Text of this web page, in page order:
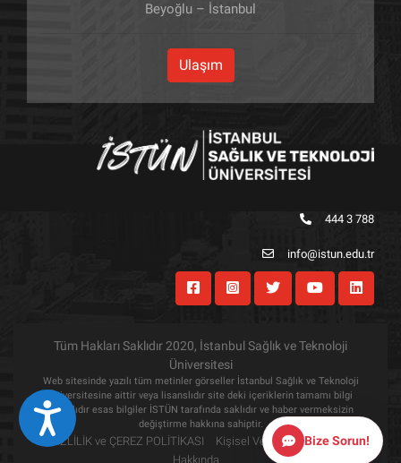
Eri&#351;ilebilirlik
Bize Sorun!
Beyoğlu – İstanbul
Ulaşım
444 3 788
info@istun.edu.tr
Tüm Hakları Saklıdır 2020, İstanbul Sağlık ve Teknoloji
Üniversitesi
Web sitesinde yazılı tüm metinler görseller İstanbul Sağlık ve Teknoloji
Üniversitesine aittir veya lisanslıdır site deki içeriklerin tamamı bilgi
amaçlıdır esas bilgiler İSTÜN tarafında saklıdır ve haber vermeksizin
değiştirme hakkına sahiptir.
GİZLİLİK ve ÇEREZ POLİTİKASI
Kişisel Verilerin Korunması
Hakkında